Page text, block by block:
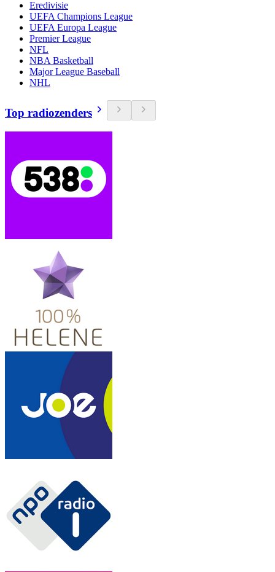
Eredivisie
UEFA Champions League
UEFA Europa League
Premier League
NFL
NBA Basketball
Major League Baseball
NHL
Top radiozenders